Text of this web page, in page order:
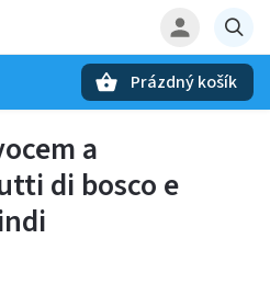
Prázdný košík
a
di bosco e